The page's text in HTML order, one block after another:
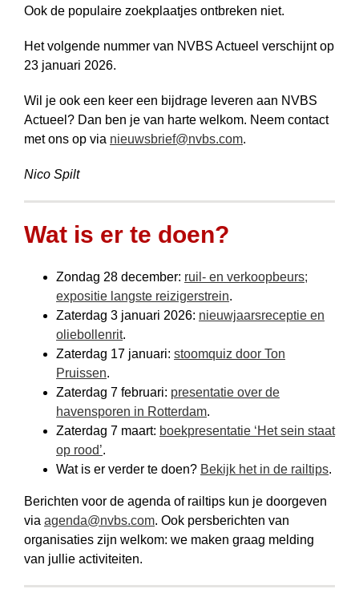
Ook de populaire zoek­plaatjes ontbreken niet.
Het volgende nummer van NVBS Actueel verschijnt op
23 januari 2026.
Wil je ook een keer een bijdrage leveren aan NVBS
Actueel? Dan ben je van harte welkom. Neem contact
met ons op via nieuwsbrief@nvbs.com.
Nico Spilt
Wat is er te doen?
Zondag 28 december: ruil- en verkoop­beurs;
expositie langste reizigerstrein.
Zaterdag 3 januari 2026: nieuwjaars­receptie en
oliebollenrit.
Zaterdag 17 januari: stoomquiz door Ton
Pruissen.
Zaterdag 7 februari: presentatie over de
havensporen in Rotterdam.
Zaterdag 7 maart: boekpresentatie ‘Het sein staat
op rood’.
Wat is er verder te doen? Bekijk het in de railtips.
Berichten voor de agenda of railtips kun je doorgeven
via agenda@nvbs.com. Ook persberichten van
organisaties zijn welkom: we maken graag melding
van jullie activiteiten.